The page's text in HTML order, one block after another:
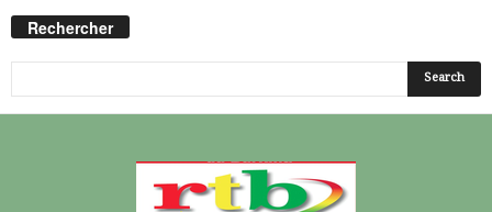
Rechercher